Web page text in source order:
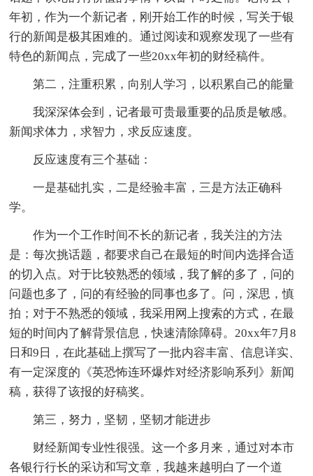
年初，作为一个新记者，刚开始工作的时候，写关于银
行的新闻是极其困难的。通过阅读和观察发现了一些有
特色的新闻点，完成了一些20xx年初的财经稿件。
第二，注重积累，向别人学习，以积累自己的能量
我深深体会到，记者最可贵最重要的品质是敏感。
新闻求体力，求智力，求反应速度。
反应速度有三个基础：
一是基础扎实，二是经验丰富，三是方法正确科
学。
作为一个工作时间不长的新记者，我关注的方法
是：每次挑话题，都要求自己在最短的时间内选择合适
的切入点。对于比较熟悉的领域，我了解的多了，问的
问题也多了，问的有经验的同事也多了。问，深思，慎
拍；对于不熟悉的领域，我采用网上搜索的方式，在最
短的时间内了解背景信息，快速清除障碍。20xx年7月8
日和9日，在此基础上撰写了一批内容丰富、信息详实、
有一定深度的《英恐怖连环爆炸对经济影响系列》新闻
稿，获得了该报的好稿奖。
第三，努力，坚韧，坚韧才能进步
财经新闻专业性很强。这一个多月来，通过对本市
各银行行长的采访和写文章，我越来越明白了一个道